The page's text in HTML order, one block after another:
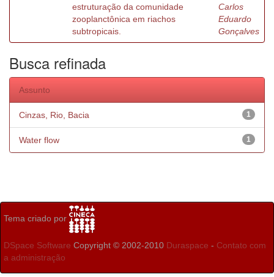
estruturação da comunidade
zooplanctônica em riachos
subtropicais.
Carlos
Eduardo
Gonçalves
Busca refinada
Assunto
1
Cinzas, Rio, Bacia
1
Water flow
Tema criado por
DSpace Software Copyright © 2002-2010 Duraspace - Contato com
a administração